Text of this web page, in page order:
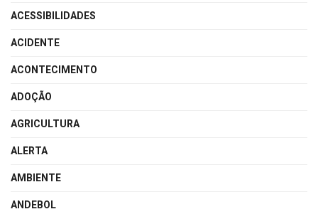
ACESSIBILIDADES
ACIDENTE
ACONTECIMENTO
ADOÇÃO
AGRICULTURA
ALERTA
AMBIENTE
ANDEBOL